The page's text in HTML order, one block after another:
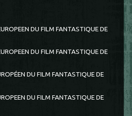
DU FILM FANTASTIQUE DE
DU FILM FANTASTIQUE DE
DU FILM FANTASTIQUE DE
DU FILM FANTASTIQUE DE